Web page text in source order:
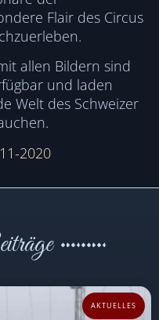
Flair des Circus
allen Bildern sind
und laden
Welt des Schweizer
2020
AKTUELLES